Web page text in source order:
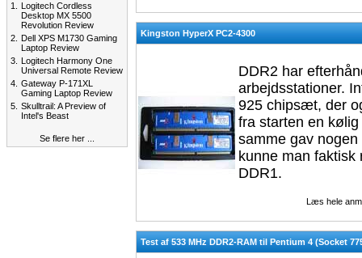
1.
Logitech Cordless
Desktop MX 5500
Revolution Review
2. Dell XPS M1730 Gaming
Laptop Review
3. Logitech Harmony One
Universal Remote Review
4. Gateway P-171XL
Gaming Laptop Review
5. Skulltrail: A Preview of
Intel's Beast
Se flere her ...
Kingston HyperX PC2-4300
DDR2 har
arbejdsstationer.
925 chipsæt, der
fra starten en
samme gav
kunne man
DDR1.
Læs hele
Test af 533 MHz DDR2-RAM til Pentium 4 (Socket